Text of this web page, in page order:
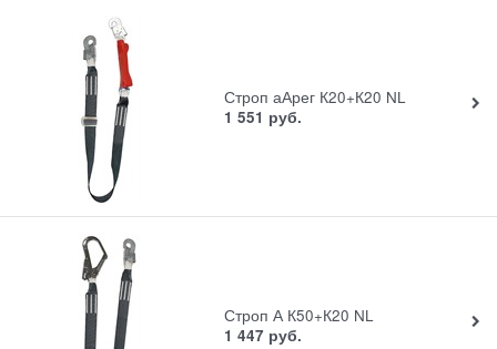
Строп аАрег К20+К20 NL
1 551 руб.
Строп А К50+К20 NL
1 447 руб.